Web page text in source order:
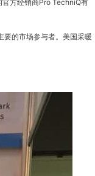
方经销商Pro TechniQ有
的市场参与者。美国采暖